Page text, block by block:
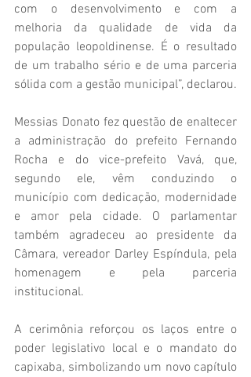
com o desenvolvimento e com a
melhoria da qualidade de vida da
população leopoldinense. É o resultado
de um trabalho sério e de uma parceria
sólida com a gestão municipal”, declarou.
Messias Donato fez questão de enaltecer
a administração do prefeito Fernando
Rocha e do vice-prefeito Vavá, que,
segundo ele, vêm conduzindo o
município com dedicação, modernidade
e amor pela cidade. O parlamentar
também agradeceu ao presidente da
Câmara, vereador Darley Espíndula, pela
homenagem e pela parceria
institucional.
A cerimônia reforçou os laços entre o
poder legislativo local e o mandato do
capixaba, simbolizando um novo capítulo